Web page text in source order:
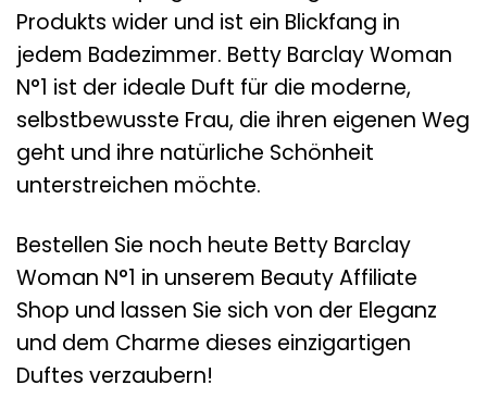
Produkts wider und ist ein Blickfang in
jedem Badezimmer. Betty Barclay Woman
N°1 ist der ideale Duft für die moderne,
selbstbewusste Frau, die ihren eigenen Weg
geht und ihre natürliche Schönheit
unterstreichen möchte.
Bestellen Sie noch heute Betty Barclay
Woman N°1 in unserem Beauty Affiliate
Shop und lassen Sie sich von der Eleganz
und dem Charme dieses einzigartigen
Duftes verzaubern!